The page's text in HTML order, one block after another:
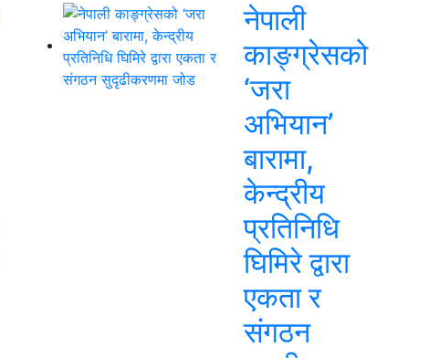
नेपाली
काङ्ग्रेसको
‘जरा
अभियान’
बारामा,
केन्द्रीय
प्रतिनिधि
घिमिरे द्वारा
एकता र
संगठन